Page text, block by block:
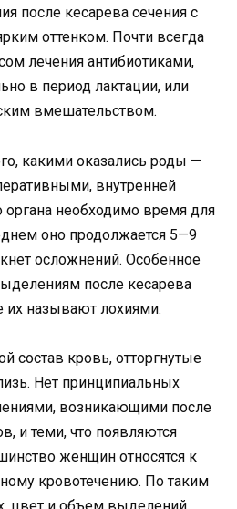
после кесарева сечения с
оттенком. Почти всегда
лечения антибиотиками,
в период лактации, или
вмешательством.
какими оказались роды —
внутренней
органа необходимо время для
оно продолжается 5—9
осложнений. Особенное
после кесарева
их называют лохиями.
состав кровь, отторгнутые
Нет принципиальных
возникающими после
и теми, что появляются
женщин относятся к
кровотечению. По таким